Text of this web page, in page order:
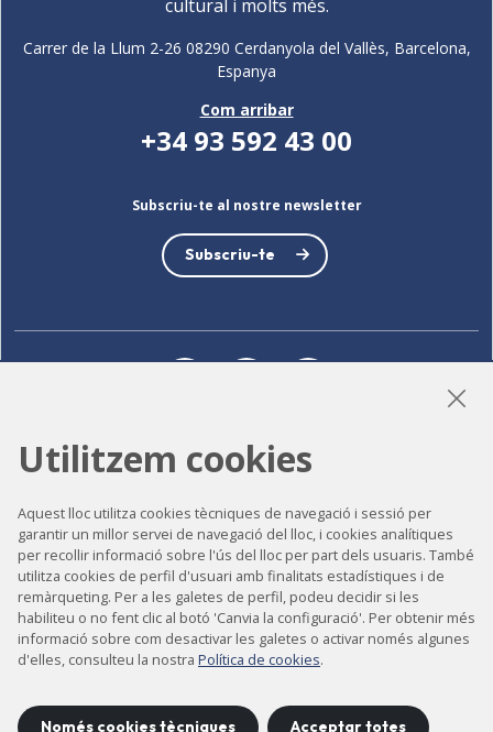
cultural i molts més.
Carrer de la Llum 2-26 08290 Cerdanyola del Vallès, Barcelona,
Espanya
Com arribar
+34 93 592 43 00
Subscriu-te al nostre newsletter
Subscriu-te
Contacte
Avís legal
Política de privacitat
Política de cookies
Mapa del lloc
Utilitzem cookies
Aquest lloc utilitza cookies tècniques de navegació i sessió per
garantir un millor servei de navegació del lloc, i cookies analítiques
per recollir informació sobre l'ús del lloc per part dels usuaris. També
utilitza cookies de perfil d'usuari amb finalitats estadístiques i de
remàrqueting. Per a les galetes de perfil, podeu decidir si les
habiliteu o no fent clic al botó 'Canvia la configuració'. Per obtenir més
informació sobre com desactivar les galetes o activar només algunes
d'elles, consulteu la nostra Política de cookies.
Només cookies tècniques Acceptar totes